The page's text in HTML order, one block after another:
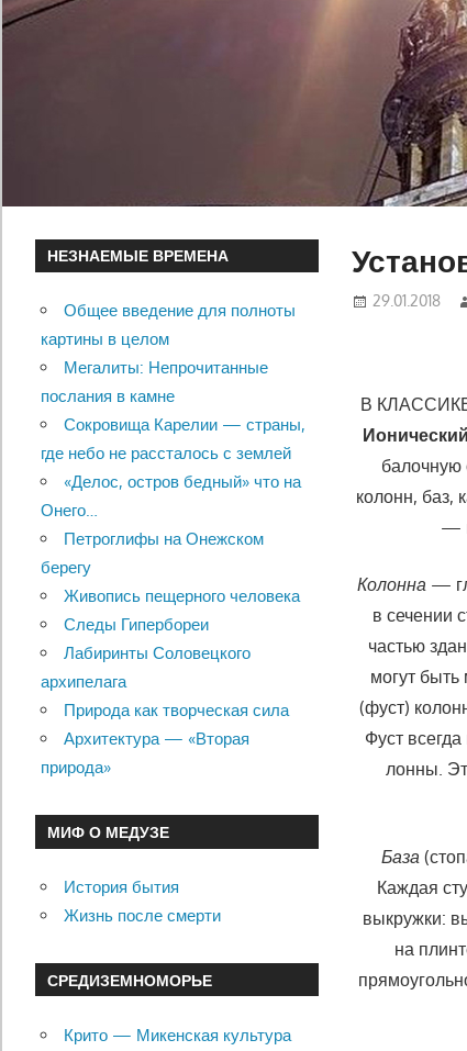
29.01.2018
В КЛАССИКЕ
балочную
колонн, баз,
—
Колонна—
в сечении
частью
могут
(фуст)
Фуст
лонны.
База
Каждая
выкружки:
на
НЕЗНАЕМЫЕ ВРЕМЕНА
Общее введение для полноты
картины в целом
Мегалиты: Непрочитанные
послания в камне
Сокровища Карелии — страны,
где небо не рассталось с землей
«Делос, остров бедный» что на
Онего…
Петроглифы на Онежском
берегу
Живопись пещерного человека
Следы Гипербореи
Лабиринты Соловецкого
архипелага
Природа как творческая сила
Архитектура — «Вторая
природа»
МИФ О МЕДУЗЕ
История бытия
Жизнь после смерти
СРЕДИЗЕМНОМОРЬЕ
Крито — Микенская культура